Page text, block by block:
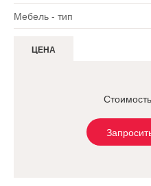
Мебель - тип
ЦЕНА